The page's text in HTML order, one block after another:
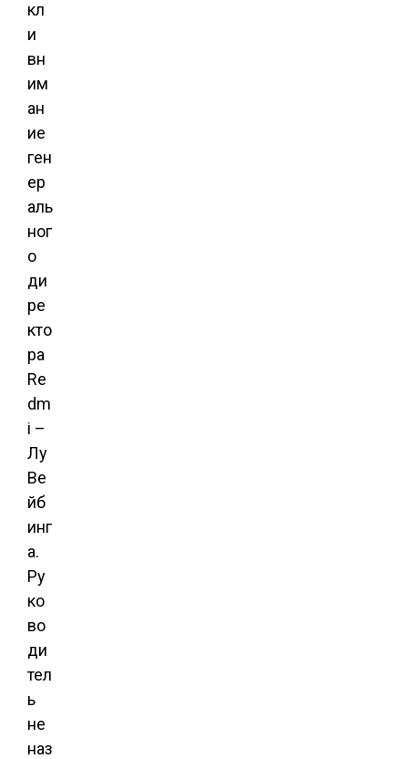
кл
и
вн
им
ан
ие
ген
ер
аль
ног
о
ди
ре
кто
ра
Re
dm
i –
Лу
Ве
йб
инг
а.
Ру
ко
во
ди
тел
ь
не
наз